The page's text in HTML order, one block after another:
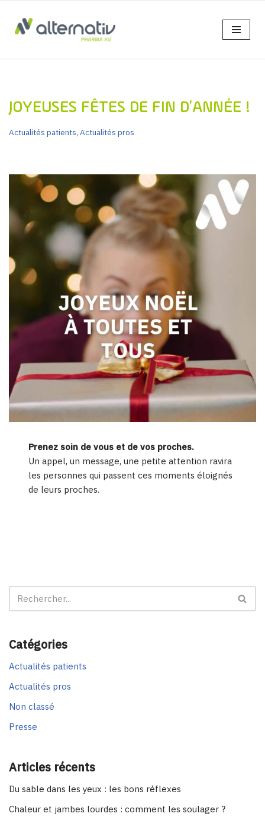
Aller
contenu
JOYEUSES FÊTES DE FIN D’ANNÉE !
Actualités patients, Actualités pros
Prenez soin de vous et de vos proches.
Un appel, un message, une petite attention ravira
les personnes qui passent ces moments éloignés
de leurs proches.
Catégories
Actualités patients
Actualités pros
Non classé
Presse
Articles récents
Du sable dans les yeux : les bons réflexes
Chaleur et jambes lourdes : comment les soulager ?